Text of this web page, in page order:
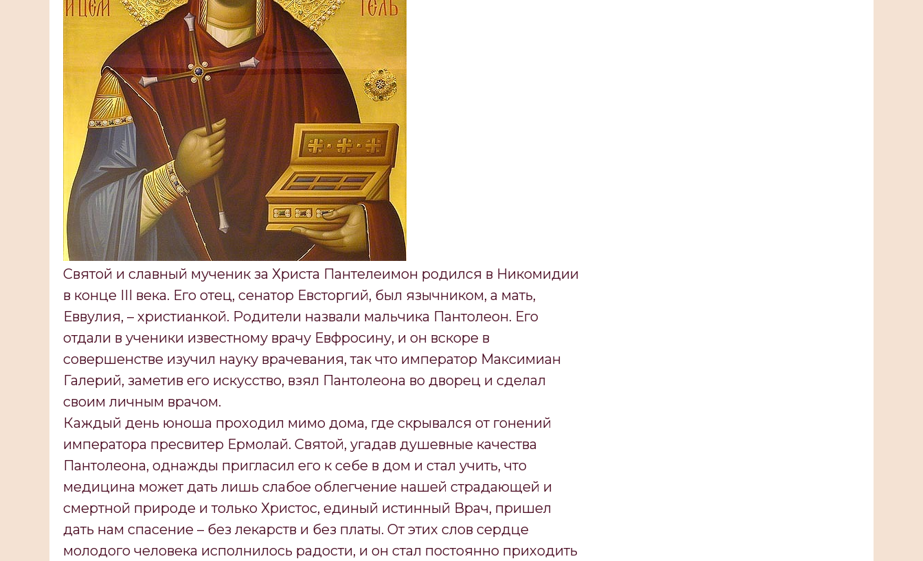
Святой и славный мученик за Христа Пантелеимон родился в Никомидии
в конце III века. Его отец, сенатор Евсторгий, был язычником, а мать,
Еввулия, – христианкой. Родители назвали мальчика Пантолеон. Его
отдали в ученики известному врачу Евфросину, и он вскоре в
совершенстве изучил науку врачевания, так что император Максимиан
Галерий, заметив его искусство, взял Пантолеона во дворец и сделал
своим личным врачом.
Каждый день юноша проходил мимо дома, где скрывался от гонений
императора пресвитер Ермолай. Святой, угадав душевные качества
Пантолеона, однажды пригласил его к себе в дом и стал учить, что
медицина может дать лишь слабое облегчение нашей страдающей и
смертной природе и только Христос, единый истинный Врач, пришел
дать нам спасение – без лекарств и без платы. От этих слов сердце
молодого человека исполнилось радости, и он стал постоянно приходить